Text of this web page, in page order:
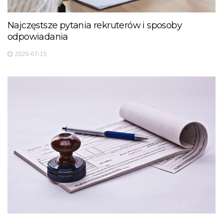
Najczęstsze pytania rekruterów i sposoby
odpowiadania
2026-07-15